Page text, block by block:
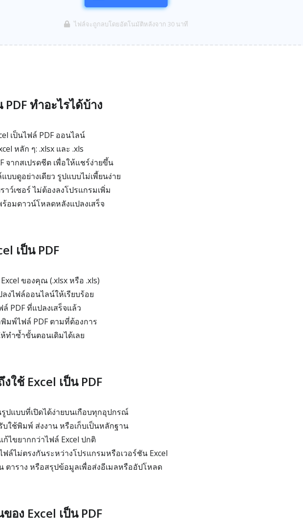
ไฟล์จะถูกลบโดยอัตโนมัติหลังจาก 30 นาที
PDF ทำอะไรได้บ้าง
เป็นไฟล์ PDF ออนไลน์
หลัก ๆ: .xlsx และ .xls
จากสเปรดชีต เพื่อให้แชร์ง่ายขึ้น
บบดูอย่างเดียว รูปแบบไม่เพี้ยนง่าย
าว์เซอร์ ไม่ต้องลงโปรแกรมเพิ่ม
ร้อมดาวน์โหลดหลังแปลงเสร็จ
เป็น PDF
ของคุณ (.xlsx หรือ .xls)
งไฟล์ออนไลน์ให้เรียบร้อย
PDF ที่แปลงเสร็จแล้ว
มพ์ไฟล์ PDF ตามที่ต้องการ
ทำซ้ำขั้นตอนเดิมได้เลย
ใช้ Excel เป็น PDF
ปแบบที่เปิดได้ง่ายบนเกือบทุกอุปกรณ์
บใช้พิมพ์ ส่งงาน หรือเก็บเป็นหลักฐาน
ไขยากกว่าไฟล์ Excel ปกติ
ล์ไม่ตรงกันระหว่างโปรแกรมหรือเวอร์ชัน Excel
ตาราง หรือสรุปข้อมูลเพื่อส่งอีเมลหรืออัปโหลด
อง Excel เป็น PDF